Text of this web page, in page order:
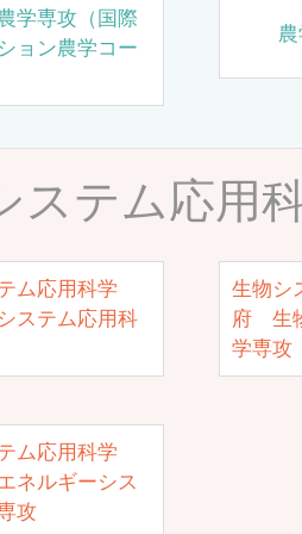
学専攻（国際
ョン農学コー
ステム応用
ム応用科学
ステム応用科
生物シ
府 生
学専攻
ム応用科学
ネルギーシス
攻